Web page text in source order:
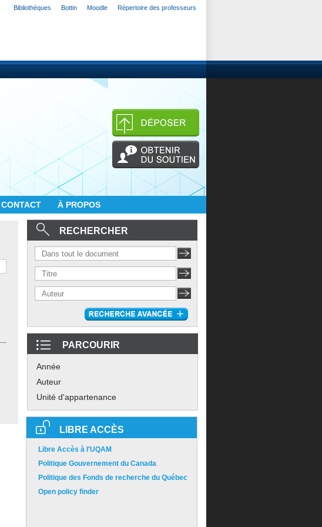
Bibliothèques Bottin Moodle Répertoire des professeurs
CONTACT À PROPOS
RECHERCHER
PARCOURIR
Année
Auteur
Unité d'appartenance
LIBRE ACCÈS
Libre Accès à l'UQAM
Politique Gouvernement du Canada
Politique des Fonds de recherche du Québec
Open policy finder